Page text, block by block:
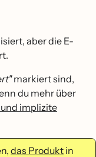
aber die E-
markiert sind,
du mehr über
implizite
das Produkt in